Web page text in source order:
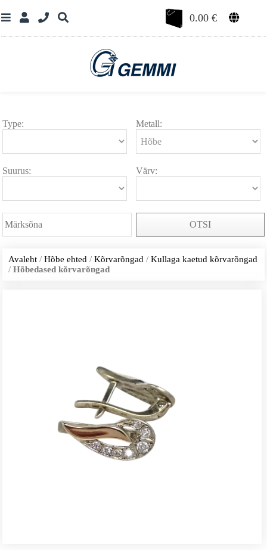
0.00€
Type: Metall:
Suurus: Värv:
OTSI
Avaleht /Hõbe ehted /Kõrvarõngad /Kullaga kaetud kõrvarõngad
/Hõbedased kõrvarõngad